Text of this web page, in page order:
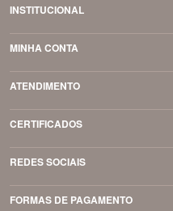
INSTITUCIONAL
MINHA CONTA
ATENDIMENTO
CERTIFICADOS
REDES SOCIAIS
FORMAS DE PAGAMENTO